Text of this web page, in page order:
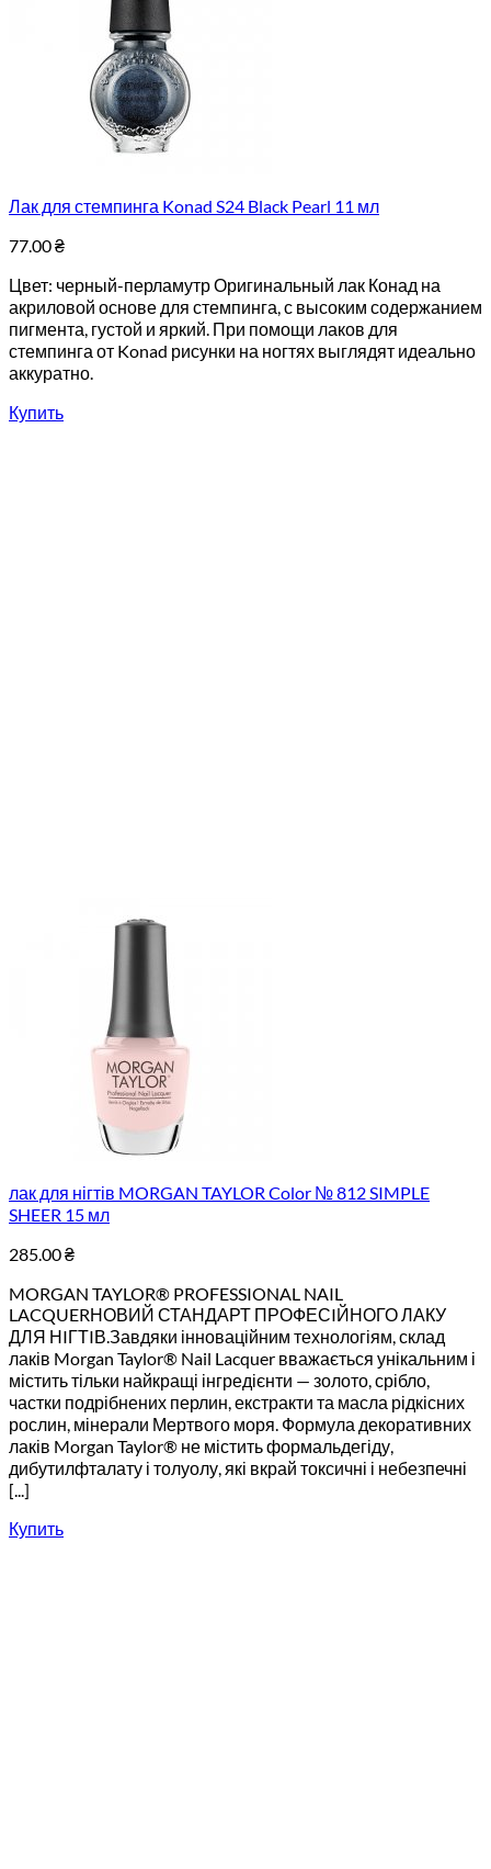
Лак для стемпинга Konad S24 Black Pearl 11 мл
77.00₴
Цвет: черный-перламутр Оригинальный лак Конад на
акриловой основе для стемпинга, с высоким содержанием
пигмента, густой и яркий. При помощи лаков для
стемпинга от Konad рисунки на ногтях выглядят идеально
аккуратно.
Купить
лак для нігтів MORGAN TAYLOR Color № 812 SIMPLE
SHEER 15 мл
285.00₴
MORGAN TAYLOR® PROFESSIONAL NAIL
LACQUERНОВИЙ СТАНДАРТ ПРОФЕСIЙНОГО ЛАКУ
ДЛЯ НIГТIВ.Завдяки інноваційним технологіям, склад
лаків Morgan Taylor® Nail Lacquer вважається унікальним і
містить тільки найкращі інгредієнти — золото, срібло,
частки подрібнених перлин, екстракти та масла рідкісних
рослин, мінерали Мертвого моря. Формула декоративних
лаків Morgan Taylor® не містить формальдегіду,
дибутилфталату і толуолу, які вкрай токсичні і небезпечні
[...]
Купить